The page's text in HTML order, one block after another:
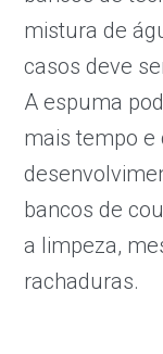
mistura de
casos deve
A espuma
mais tempo e
bancos de
a limpeza,
rachaduras.